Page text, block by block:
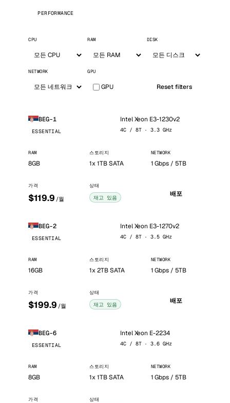
PERFORMANCE
CPU RAM DISK
NETWORK GPU
GPU Reset filters
BEG-1
ESSENTIAL
Intel Xeon E3-1230v2
4C / 8T · 3.3 GHz
RAM
8GB
스토리지
1x 1TB SATA
NETWORK
1 Gbps / 5TB
가격
$119.9 /월
상태
재고 있음 배포
BEG-2
ESSENTIAL
Intel Xeon E3-1270v2
4C / 8T · 3.5 GHz
RAM
16GB
스토리지
1x 2TB SATA
NETWORK
1 Gbps / 5TB
가격
$199.9 /월
상태
재고 있음 배포
BEG-6
ESSENTIAL
Intel Xeon E-2234
4C / 8T · 3.6 GHz
RAM
8GB
스토리지
1x 1TB SATA
NETWORK
1 Gbps / 5TB
가격 상태